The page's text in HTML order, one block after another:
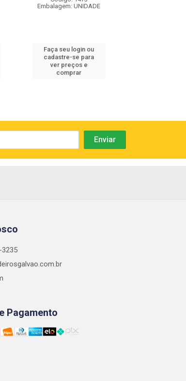
Embalagem: UNIDADE
Faça seu login ou
cadastre-se para
ver preços e
comprar
3235
Pagamento